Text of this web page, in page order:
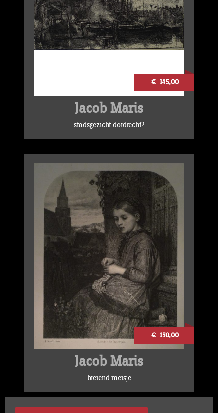
€ 145,00
Jacob Maris
stadsgezicht dordrecht?
€ 150,00
Jacob Maris
breiend meisje